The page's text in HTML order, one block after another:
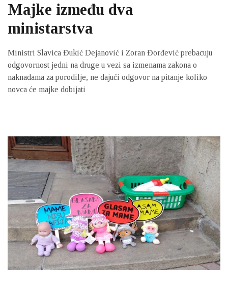
Majke između dva
ministarstva
Ministri Slavica Đukić Dejanović i Zoran Đorđević prebacuju
odgovornost jedni na druge u vezi sa izmenama zakona o
naknadama za porodilje, ne dajući odgovor na pitanje koliko
novca će majke dobijati